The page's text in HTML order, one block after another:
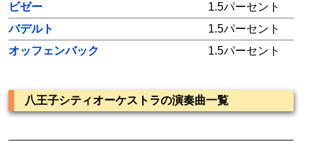
ビゼー
1.5パーセント
バデルト
1.5パーセント
オッフェンバック
1.5パーセント
八王子シティオーケストラの演奏曲一覧